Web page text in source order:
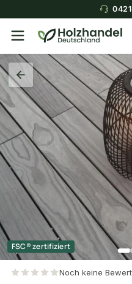
FSC® zertifiziert
Noch keine